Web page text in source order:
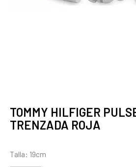
TOMMY HILFIGER
TRENZADA ROJA
Talla: 19cm